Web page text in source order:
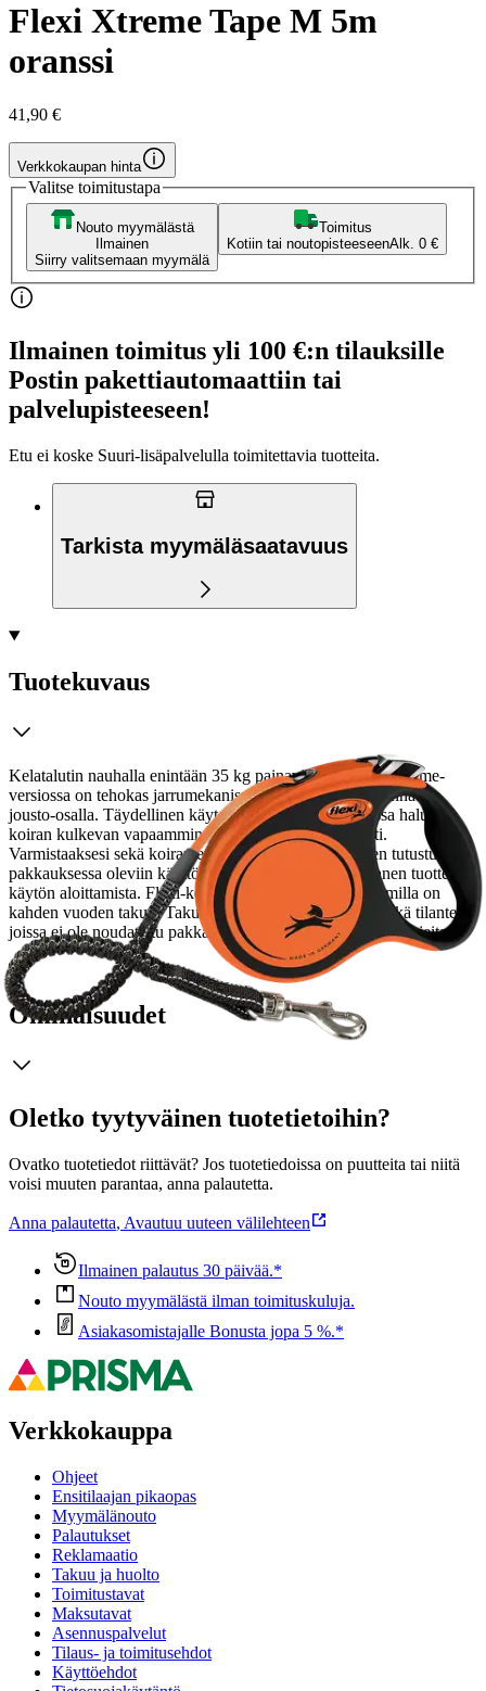
Flexi Xtreme Tape M 5m
oranssi
41,90 €
Verkkokaupan hinta
Valitse toimitustapa
Nouto myymälästä
Ilmainen
Siirry valitsemaan myymälä
Toimitus
Kotiin tai noutopisteeseenAlk. 0 €
Ilmainen toimitus yli 100 €:n tilauksille
Postin pakettiautomaattiin tai
palvelupisteeseen!
Etu ei koske Suuri‑lisäpalvelulla toimitettavia tuotteita.
Tarkista myymäläsaatavuus
Tuotekuvaus
Kelatalutin nauhalla enintään 35 kg painaville koirille. Extreme-
versiossa on tehokas jarrumekanismi ja vahvistettu talutinnauha
jousto-osalla. Täydellinen käytettäväksi tilanteissa, joissa haluat
koiran kulkevan vapaammin, mutta koira ei voi olla irti.
Varmistaaksesi sekä koiran että taluttajan turvallisuuden tutustuthan
pakkauksessa oleviin käyttö- ja turvallisuusohjeisiin ennen tuotteen
käytön aloittamista. Flexi-kelataluttimen kelausmekanismilla on
kahden vuoden takuu. Takuu ei koske nauhaa / nyöriä eikä tilanteita,
joissa ei ole noudatettu pakkauksesta löytyviä turvallisuusohjeita.
Ominaisuudet
Oletko tyytyväinen tuotetietoihin?
Ovatko tuotetiedot riittävät? Jos tuotetiedoissa on puutteita tai niitä
voisi muuten parantaa, anna palautetta.
Anna palautetta, Avautuu uuteen välilehteen
Ilmainen palautus 30 päivää.*
Nouto myymälästä ilman toimituskuluja.
Asiakasomistajalle Bonusta jopa 5 %.*
Verkkokauppa
Ohjeet
Ensitilaajan pikaopas
Myymälänouto
Palautukset
Reklamaatio
Takuu ja huolto
Toimitustavat
Maksutavat
Asennuspalvelut
Tilaus- ja toimitusehdot
Käyttöehdot